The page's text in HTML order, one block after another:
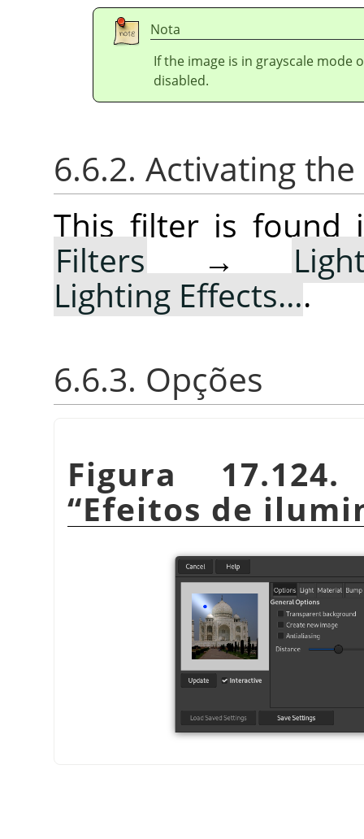
Nota
If the image is in grayscale mode
disabled.
6.6.2. Activating
This filter is found
Filters →
Lighting Effects….
6.6.3. Opções
Figura
“Efeitos de